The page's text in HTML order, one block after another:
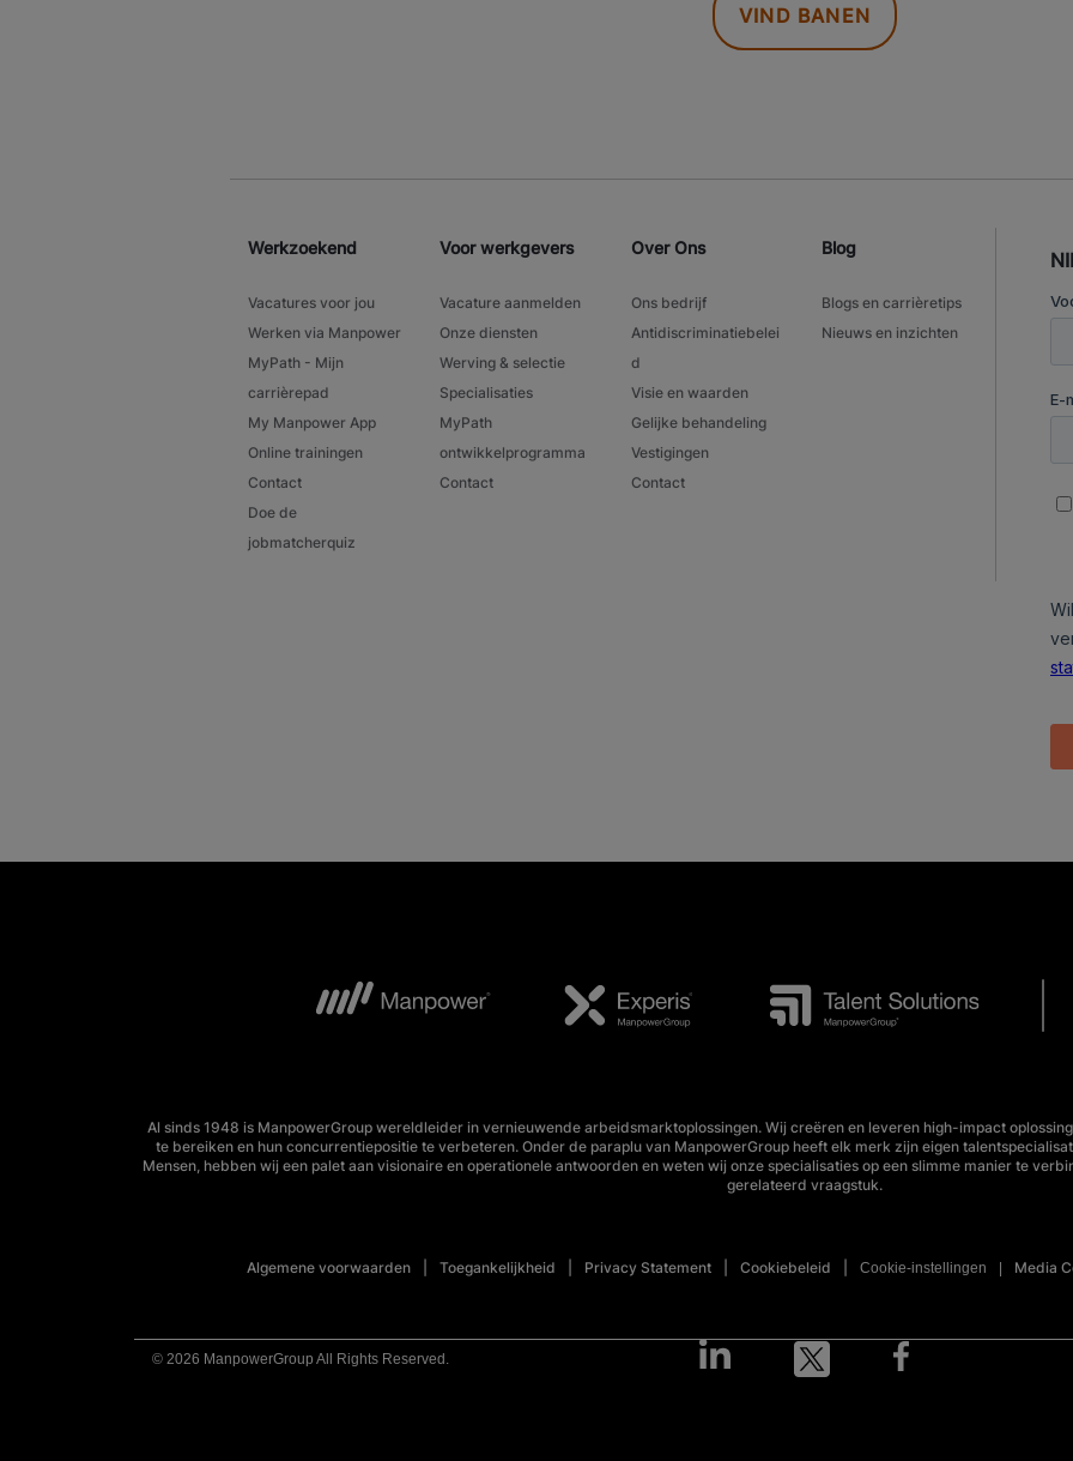
VIND BANEN
Werkzoekend
Vacatures voor jou
Werken via Manpower
MyPath - Mijn
carrièrepad
My Manpower App
Online trainingen
Contact
Doe de
jobmatcherquiz
Voor werkgevers
Vacature aanmelden
Onze diensten
Werving & selectie
Specialisaties
MyPath
ontwikkelprogramma
Contact
Over Ons
Ons bedrijf
Antidiscriminatiebelei
d
Visie en waarden
Gelijke behandeling
Vestigingen
Contact
Blog
Blogs en carrièretips
Nieuws en inzichten
Al sinds 1948 is ManpowerGroup wereldleider in vernieuwende arbeidsmarktoplossingen. Wij creëren en leveren high-impact
te bereiken en hun concurrentiepositie te verbeteren. Onder de paraplu van ManpowerGroup heeft elk merk zijn eigen
Mensen, hebben wij een palet aan visionaire en operationele antwoorden en weten wij onze specialisaties op een slimme manier te
gerelateerd vraagstuk.
Algemene voorwaarden Toegankelijkheid Privacy Statement Cookiebeleid Cookie-instellingen Media
© 2026 ManpowerGroup All Rights Reserved.